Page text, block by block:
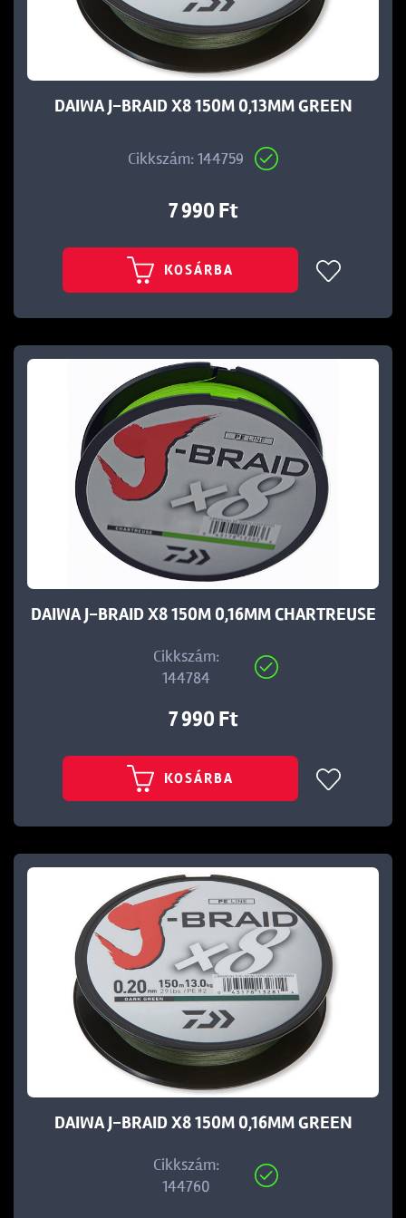
DAIWA J-BRAID X8 150M 0,13MM GREEN
Cikkszám: 144759
7 990 Ft
KOSÁRBA
DAIWA J-BRAID X8 150M 0,16MM CHARTREUSE
Cikkszám:
144784
7 990 Ft
KOSÁRBA
DAIWA J-BRAID X8 150M 0,16MM GREEN
Cikkszám:
144760